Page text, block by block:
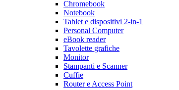
Chromebook
Notebook
Tablet e dispositivi 2-in-1
Personal Computer
eBook reader
Tavolette grafiche
Monitor
Stampanti e Scanner
Cuffie
Router e Access Point